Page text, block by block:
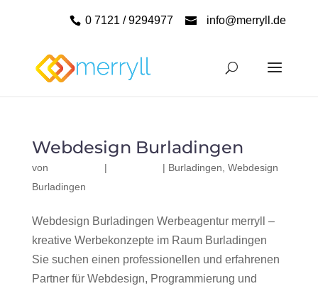
0 7121 / 9294977 info@merryll.de
Webdesign Burladingen
von | | Burladingen Webdesign
Burladingen
Webdesign Burladingen Werbeagentur merryll –
kreative Werbekonzepte im Raum Burladingen
Sie suchen einen professionellen und erfahrenen
Partner für Webdesign, Programmierung und